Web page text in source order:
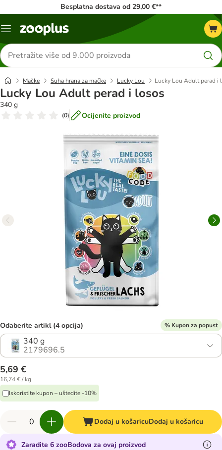
Besplatna dostava od 29,00 €**
Izbornik
Traži
proizvode
Mačke Suha hrana za mačke Lucky Lou Lucky Lou Adult perad i
Lucky Lou Adult perad i losos
340 g
(0) Ocijenite proizvod
Odaberite artikl (4 opcija) % Kupon za popust
340 g
2179696.5
5,69 €
16,74 € / kg
Iskoristite kupon – uštedite -10%
Dodaj u košaricuDodaj u košaricu
Zaradite 6 zooBodova za ovaj proizvod